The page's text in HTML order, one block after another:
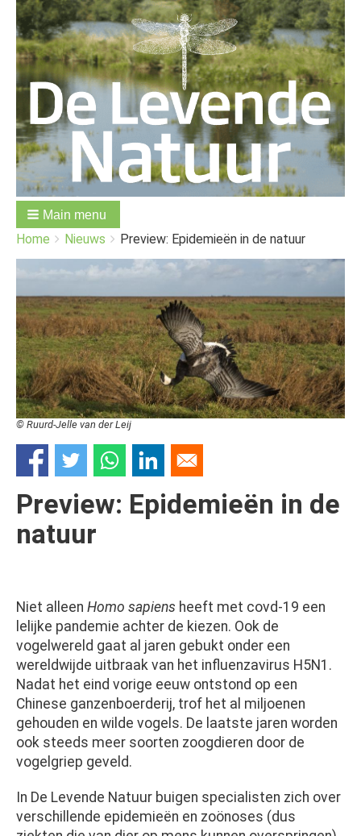
Main menu
Breadcrumbs
You
Home Nieuws
Preview: Epidemieën in de natuur
© Ruurd-Jelle van der Leij
Preview: Epidemieën in de
natuur
Niet alleen Homo sapiens heeft met covd-19 een
lelijke pandemie achter de kiezen. Ook de
vogelwereld gaat al jaren gebukt onder een
wereldwijde uitbraak van het influenzavirus H5N1.
Nadat het eind vorige eeuw ontstond op een
Chinese ganzenboerderij, trof het al miljoenen
gehouden en wilde vogels. De laatste jaren worden
ook steeds meer soorten zoogdieren door de
vogelgriep geveld.
In De Levende Natuur buigen specialisten zich over
verschillende epidemieën en zoönoses (dus